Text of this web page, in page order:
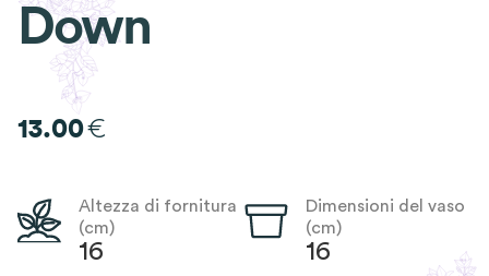
Down
13.00€
Altezza di fornitura
(cm)
16
Dimensioni del vaso
(cm)
16